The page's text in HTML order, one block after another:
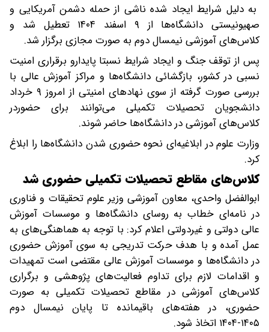
به دلیل شرایط ایجاد شده ناشی از حمله دشمن آمریکایی و
صهیونیستی دانشگاه‌ها از ۹ اسفند ۱۴۰۴ تعطیل شد و
کلاس‌های آموزشی نیمسال دوم به صورت مجازی برگزار شد.
پس از توقف جنگ و ایجاد شرایط نسبتا پایدارو برقراری امنیت
نسبی در کشور، بازگشائی دانشگاه‌ها و مراکز آموزش عالی با
بررسی صورت گرفته از سوی نهاد‌های امنیتی از امروز ۹ خرداد
دانشجویان تحصیلات تکمیلی می‌توانند برای حضوردر
کلاس‌های آموزشی در دانشگاه‌ها حاضر شوند.
وزارت علوم در ابلاغیه‌ای نحوه حضوری شدن دانشگاه‌ها را ابلاغ
کرد.
کلاس‌های مقاطع تحصیلات تکمیلی حضوری شد
ابوالفضل واحدی، معاون آموزشی وزیر علوم تحقیقات و فناوری
در نامه‌ای خطاب به روسای دانشگاه‌ها و موسسات آموزش
عالی دولتی و غیردولتی اعلام کرد: با توجه به هماهنگی‌های به
عمل آمده و با هدف حرکت تدریجی به سوی آموزش حضوری
در دانشگاه‌ها و موسسات آموزش عالی مقتضی است تمهیدات
و اقدامات لازم برای تداوم فعالیت‌های پژوهشی و برگراری
کلاس‌های آموزشی در مقاطع تحصیلات تکمیلی به صورت
حضوری، در هفته‌های باقیمانده تا پایان نیمسال دوم
۱۴۰۵-۱۴۰۴ اتخاذ شود.